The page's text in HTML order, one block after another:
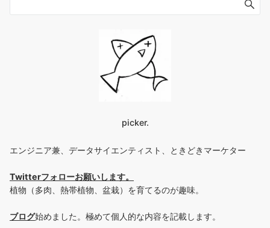
picker.
エンジニア兼、データサイエンティスト、ときどきマーケター
Twitterフォローお願いします。
植物（多肉、熱帯植物、盆栽）を育てるのが趣味。
ブログ始めました。極めて個人的な内容を記載します。